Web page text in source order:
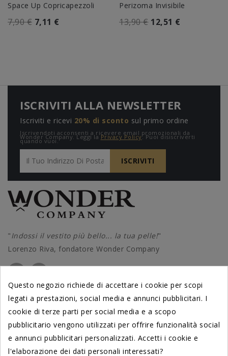
Space Up Copricapezzoli
7,90 € 7,11 €
Perizoma Invisibile
13,90 € 12,51 €
ISCRIVITI ALLA NEWSLETTER
Iscriviti e ricevi 20% di sconto sul primo ordine
Iscrivendoti acconsenti a ricevere email promozionali da
Wonder Company. Leggi laPrivacy Policy. Puoi disiscriverti
quando vuoi.
"Indossi il vestito più bello... la tua pelle!"
Lorenzo Riva, fondatore Wonder Company
PRODOTTI
DERMATOLOGICAMENTE TESTATI
dal Centro di Cosmetologia
Università di Ferrara
Questo negozio richiede di accettare i cookie per scopi
legati a prestazioni, social media e annunci pubblicitari. I
cookie di terze parti per social media e a scopo
pubblicitario vengono utilizzati per offrire funzionalità social
e annunci pubblicitari personalizzati. Accetti i cookie e
l'elaborazione dei dati personali interessati?